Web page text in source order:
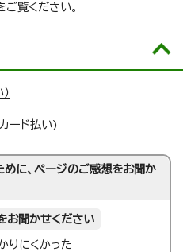
ご覧ください。
ード払い)
めに、ページのご感想をお聞か
お聞かせください
りにくかった